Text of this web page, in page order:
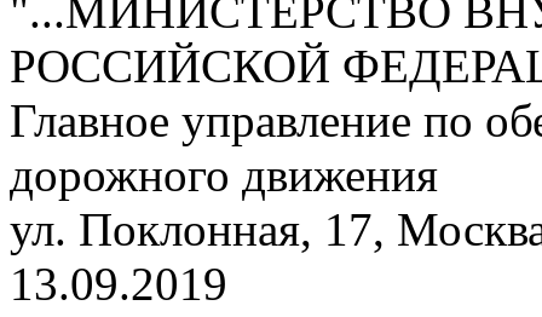
"...МИНИСТЕРСТВО
РОССИЙСКОЙ
Главное управление по
дорожного движения
ул. Поклонная, 17,
13.09.2019